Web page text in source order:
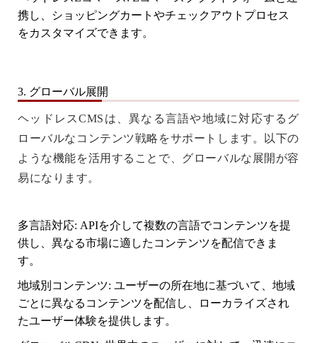
携し、ショッピングカートやチェックアウトプロセス
をカスタマイズできます。
3. グローバル展開
ヘッドレスCMSは、異なる言語や地域に対応するグ
ローバルなコンテンツ戦略をサポートします。以下の
ような機能を活用することで、グローバルな展開が容
易になります。
多言語対応: APIを介して複数の言語でコンテンツを提
供し、異なる市場に適したコンテンツを配信できま
す。
地域別コンテンツ: ユーザーの所在地に基づいて、地域
ごとに異なるコンテンツを配信し、ローカライズされ
たユーザー体験を提供します。